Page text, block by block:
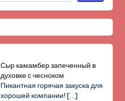
Сыр камамбер запеченный в
духовке с чесноком
Пикантная горячая закуска для
хорошей компании![…]